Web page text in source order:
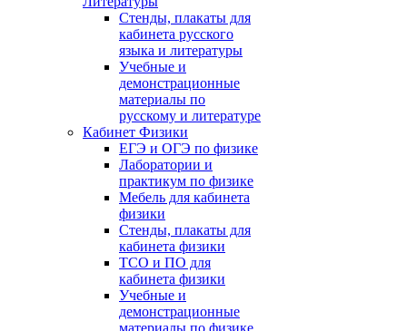
Стенды, плакаты для
кабинета русского
языка и литературы
Учебные и
демонстрационные
материалы по
русскому и литературе
Кабинет Физики
ЕГЭ и ОГЭ по физике
Лаборатории и
практикум по физике
Мебель для кабинета
физики
Стенды, плакаты для
кабинета физики
ТСО и ПО для
кабинета физики
Учебные и
демонстрационные
материалы по физике